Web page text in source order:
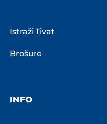
Istraži Tivat
Brošure
INFO